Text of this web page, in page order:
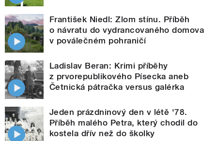
František Niedl: Zlom stínu. Příběh
o návratu do vydrancovaného domova
v poválečném pohraničí
Ladislav Beran: Krimi příběhy
z prvorepublikového Písecka aneb
Četnická pátračka versus galérka
Jeden prázdninový den v létě '78.
Příběh malého Petra, který chodil do
kostela dřív než do školky